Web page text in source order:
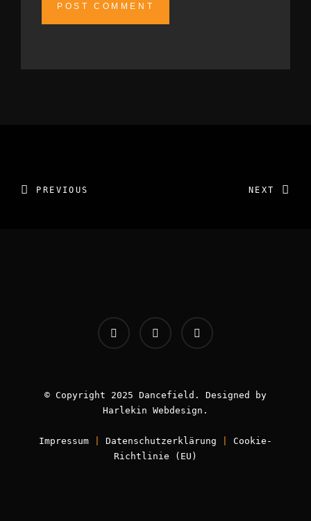
PREVIOUS NEXT
© Copyright 2025 Dancefield. Designed by
Harlekin Webdesign .
Impressum Datenschutzerklärung
Cookie-
Richtlinie (EU)